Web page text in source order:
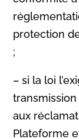
protection
;
– si la loi
aux
Plateforme